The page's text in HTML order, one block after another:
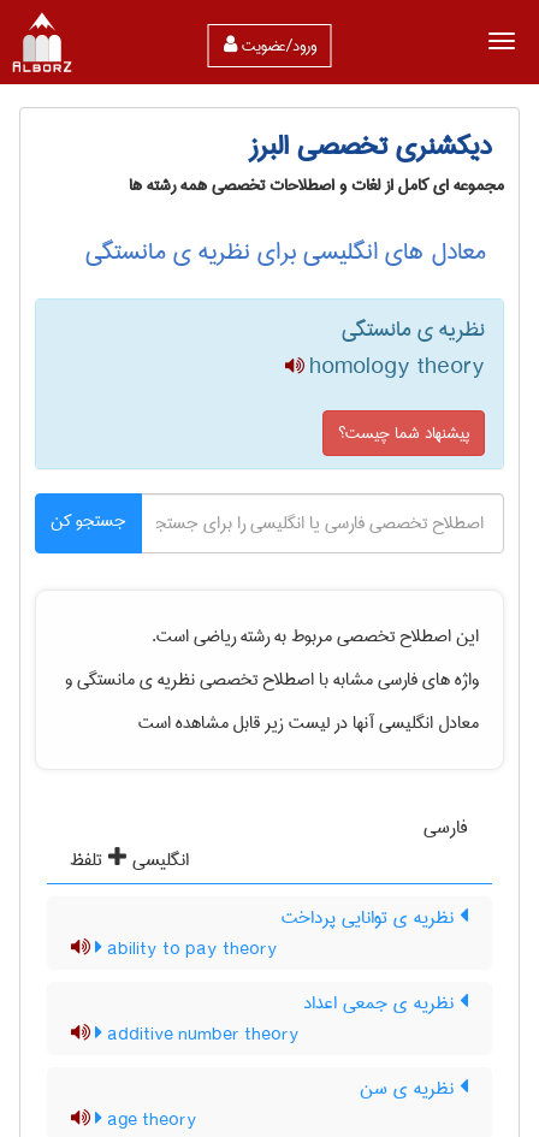
ورود/عضویت
دیکشنری تخصصی البرز
مجموعه ای کامل از لغات و اصطلاحات تخصصی همه رشته ها
معادل های انگلیسی برای نظریه ی مانستگی
نظریه ی مانستگی
homology theory
پیشنهاد شما چیست؟
جستجو کن
این اصطلاح تخصصی مربوط به رشتهرياضیاست.
واژه های فارسی مشابه با اصطلاح تخصصینظریه ی مانستگیو
معادل انگلیسی آنها در لیست زیر قابل مشاهده است
فارسی
انگلیسی
تلفظ
نظریه ی توانایی پرداخت
ability to pay theory
نظریه ی جمعی اعداد
additive number theory
نظریه ی سن
age theory